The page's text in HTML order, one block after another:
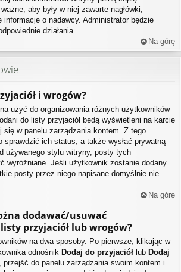
aby były w niej zawarte nagłówki,
informacje o nadawcy. Administrator będzie
działania.
Na górę
i wrogów?
użyć do organizowania różnych użytkowników
do listy przyjaciół będą wyświetleni na karcie
się w panelu zarządzania kontem. Z tego
sprawdzić ich status, a także wysłać prywatną
używanego stylu witryny, posty tych
wyróżniane. Jeśli użytkownik zostanie dodany
posty przez niego napisane domyślnie nie
Na górę
dodawać/usuwać
przyjaciół lub wrogów?
na dwa sposoby. Po pierwsze, klikając w
odnośnik Dodaj do przyjaciół lub Dodaj
przejść do panelu zarządzania swoim kontem i